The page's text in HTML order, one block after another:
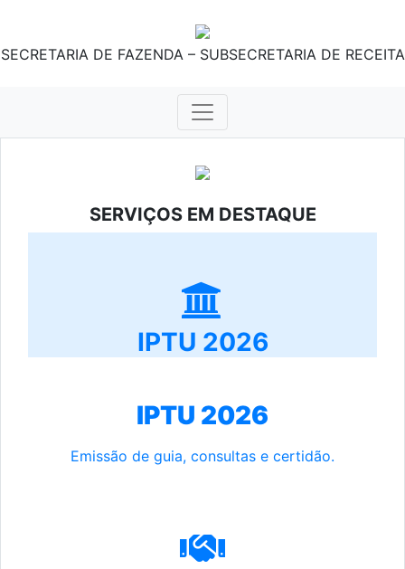
SECRETARIA DE FAZENDA – SUBSECRETARIA DE RECEITA
SERVIÇOS EM DESTAQUE
IPTU 2026
IPTU 2026
Emissão de guia, consultas e certidão.